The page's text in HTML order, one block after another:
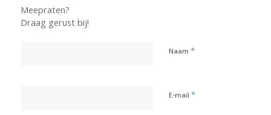
Meepraten?
Draag gerust bij!
Naam *
E-mail *